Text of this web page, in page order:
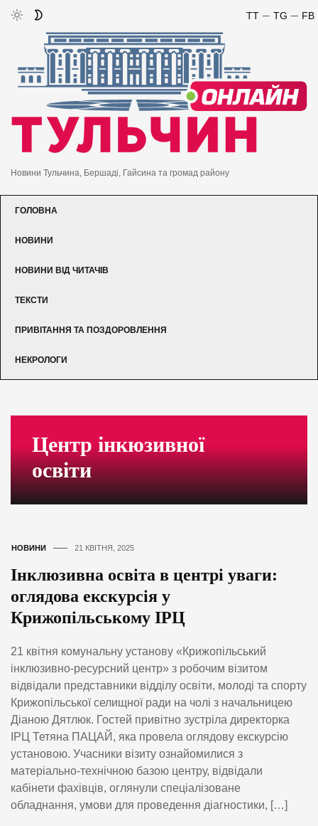
FB
TG
TT
Новини Тульчина, Бершаді, Гайсина та громад району
ГОЛОВНА
НОВИНИ
НОВИНИ ВІД ЧИТАЧІВ
ТЕКСТИ
ПРИВІТАННЯ ТА ПОЗДОРОВЛЕННЯ
НЕКРОЛОГИ
Центр інкюзивної
освіти
НОВИНИ 21 КВІТНЯ, 2025
Інклюзивна освіта в центрі уваги:
оглядова екскурсія у
Крижопільському ІРЦ
21 квітня комунальну установу «Крижопільський
інклюзивно-ресурсний центр» з робочим візитом
відвідали представники відділу освіти, молоді та спорту
Крижопільської селищної ради на чолі з начальницею
Діаною Дятлюк. Гостей привітно зустріла директорка
ІРЦ Тетяна ПАЦАЙ, яка провела оглядову екскурсію
установою. Учасники візиту ознайомилися з
матеріально-технічною базою центру, відвідали
кабінети фахівців, оглянули спеціалізоване
обладнання, умови для проведення діагностики, […]